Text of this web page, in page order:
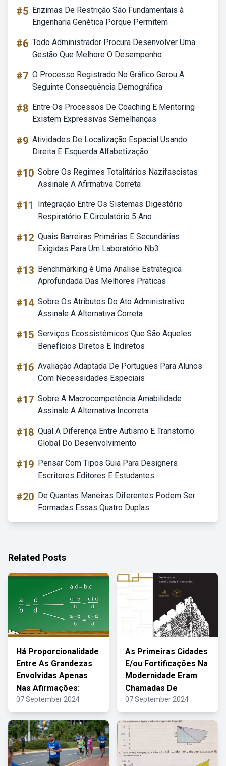
#5 Enzimas De Restrição São Fundamentais à
Engenharia Genética Porque Permitem
#6 Todo Administrador Procura Desenvolver Uma
Gestão Que Melhore O Desempenho
#7 O Processo Registrado No Gráfico Gerou A
Seguinte Consequência Demográfica
#8 Entre Os Processos De Coaching E Mentoring
Existem Expressivas Semelhanças
#9 Atividades De Localização Espacial Usando
Direita E Esquerda Alfabetização
#10 Sobre Os Regimes Totalitários Nazifascistas
Assinale A Afirmativa Correta
#11
Integração Entre Os Sistemas Digestório
Respiratório E Circulatório 5 Ano
#12 Quais Barreiras Primárias E Secundárias
Exigidas Para Um Laboratório Nb3
#13 Benchmarking é Uma Analise Estrategica
Aprofundada Das Melhores Praticas
#14 Sobre Os Atributos Do Ato Administrativo
Assinale A Alternativa Correta
#15 Serviços Ecossistêmicos Que São Aqueles
Benefícios Diretos E Indiretos
#16 Avaliação Adaptada De Portugues Para Alunos
Com Necessidades Especiais
#17 Sobre A Macrocompetência Amabilidade
Assinale A Alternativa Incorreta
#18 Qual A Diferença Entre Autismo E Transtorno
Global Do Desenvolvimento
#19 Pensar Com Tipos Guia Para Designers
Escritores Editores E Estudantes
#20 De Quantas Maneiras Diferentes Podem Ser
Formadas Essas Quatro Duplas
Related Posts
Há Proporcionalidade
Entre As Grandezas
Envolvidas Apenas
Nas Afirmações:
07 September 2024
As Primeiras Cidades
E/ou Fortificações Na
Modernidade Eram
Chamadas De
07 September 2024